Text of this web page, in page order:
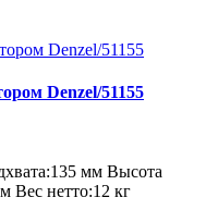
Denzel/51155
мм Высота
Вес нетто:12 кг